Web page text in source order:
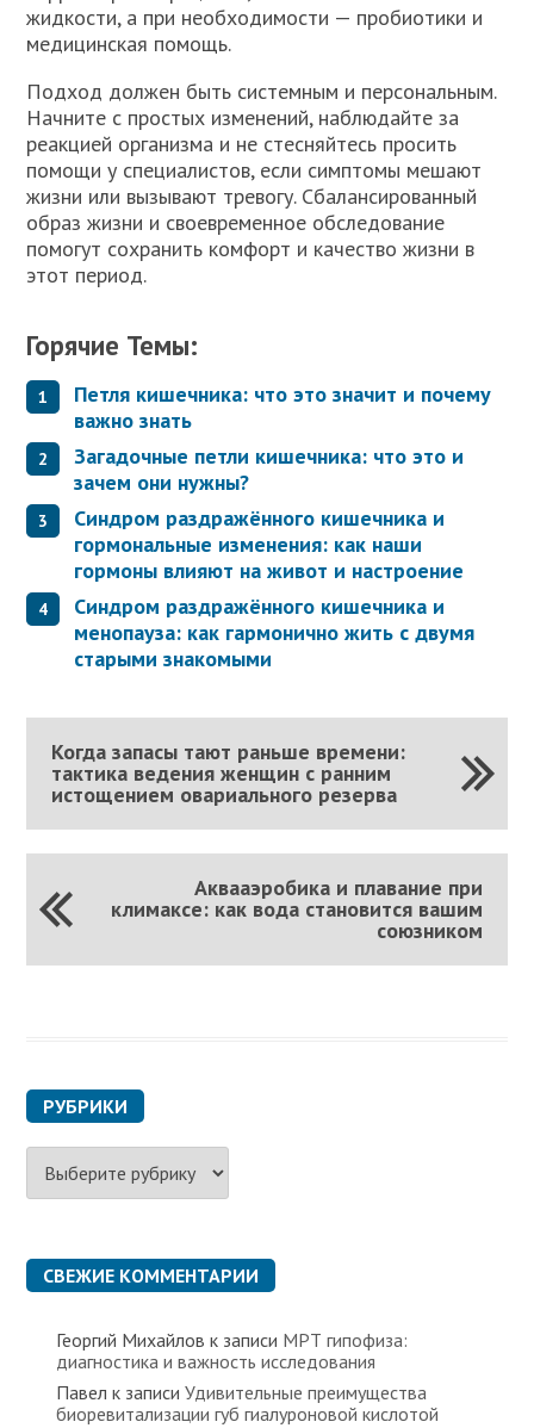
жидкости, а при необходимости — пробиотики и
медицинская помощь.
Подход должен быть системным и персональным.
Начните с простых изменений, наблюдайте за
реакцией организма и не стесняйтесь просить
помощи у специалистов, если симптомы мешают
жизни или вызывают тревогу. Сбалансированный
образ жизни и своевременное обследование
помогут сохранить комфорт и качество жизни в
этот период.
Горячие Темы:
Петля кишечника: что это значит и почему
важно знать
Загадочные петли кишечника: что это и
зачем они нужны?
Синдром раздражённого кишечника и
гормональные изменения: как наши
гормоны влияют на живот и настроение
Синдром раздражённого кишечника и
менопауза: как гармонично жить с двумя
старыми знакомыми
Когда запасы тают раньше времени:
тактика ведения женщин с ранним
истощением овариального резерва
Аквааэробика и плавание при
климаксе: как вода становится вашим
союзником
РУБРИКИ
Р
б
к
и СВЕЖИЕ КОММЕНТАРИИ
Георгий Михайлов к записи МРТ гипофиза:
диагностика и важность исследования
Павел к записиУдивительные преимущества
биоревитализации губ гиалуроновой кислотой